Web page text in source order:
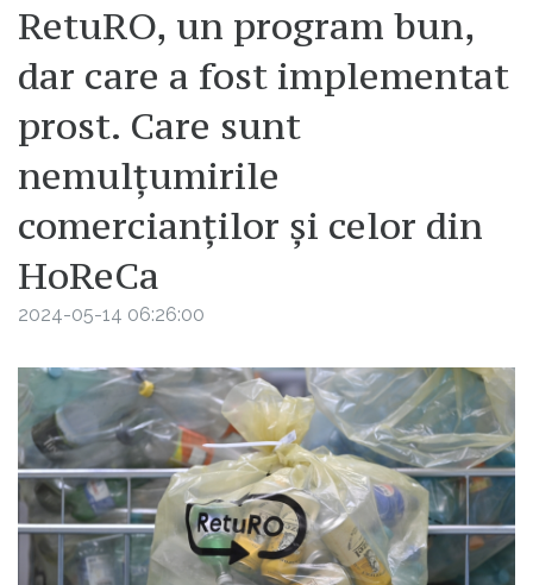
RetuRO, un program bun,
dar care a fost implementat
prost. Care sunt
nemulțumirile
comercianților și celor din
HoReCa
2024-05-14 06:26:00